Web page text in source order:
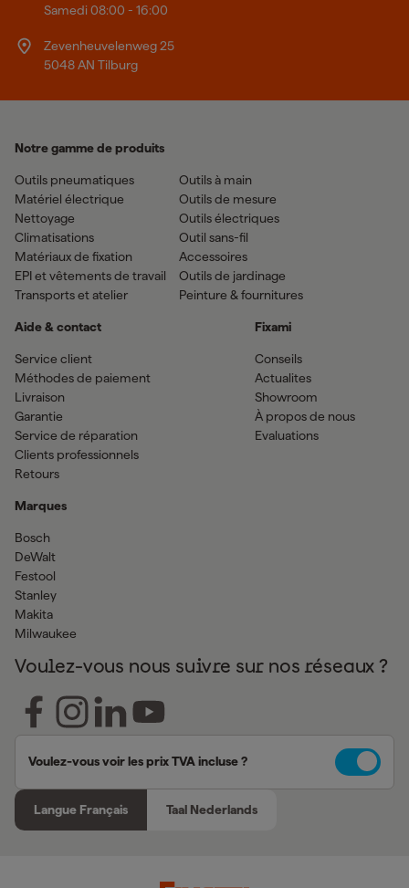
Samedi 08:00 - 16:00
Zevenheuvelenweg 25
5048 AN Tilburg
Notre gamme de produits
Outils pneumatiques
Matériel électrique
Nettoyage
Climatisations
Matériaux de fixation
EPI et vêtements de travail
Transports et atelier
Outils à main
Outils de mesure
Outils électriques
Outil sans-fil
Accessoires
Outils de jardinage
Peinture & fournitures
Aide & contact
Service client
Méthodes de paiement
Livraison
Garantie
Service de réparation
Clients professionnels
Retours
Marques
Bosch
DeWalt
Festool
Stanley
Makita
Milwaukee
Fixami
Conseils
Actualites
Showroom
À propos de nous
Evaluations
Voulez-vous nous suivre sur nos réseaux ?
Voulez-vous voir les prix TVA incluse ?
Langue Français Taal Nederlands